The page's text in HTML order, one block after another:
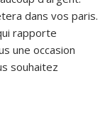
dans vos paris.
rapporte
une occasion
souhaitez